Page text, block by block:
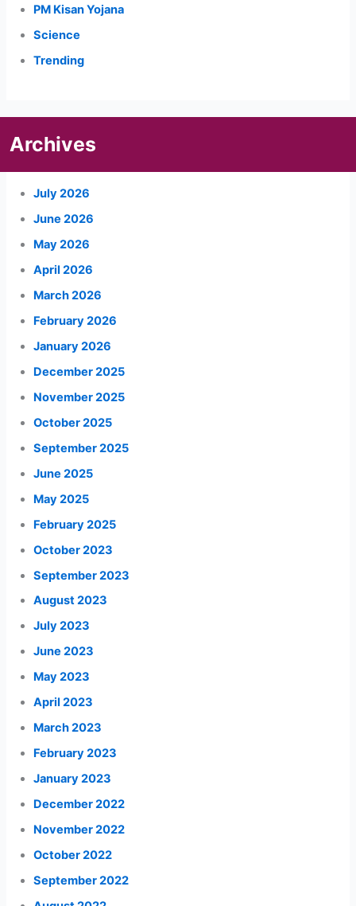
PM Kisan Yojana
Science
Trending
Archives
July 2026
June 2026
May 2026
April 2026
March 2026
February 2026
January 2026
December 2025
November 2025
October 2025
September 2025
June 2025
May 2025
February 2025
October 2023
September 2023
August 2023
July 2023
June 2023
May 2023
April 2023
March 2023
February 2023
January 2023
December 2022
November 2022
October 2022
September 2022